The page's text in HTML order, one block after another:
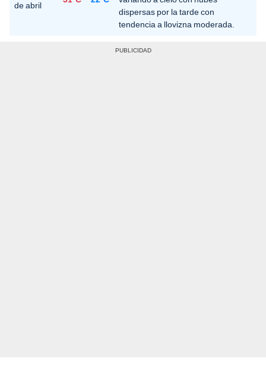
de abril
dispersas por la tarde con
tendencia a llovizna moderada.